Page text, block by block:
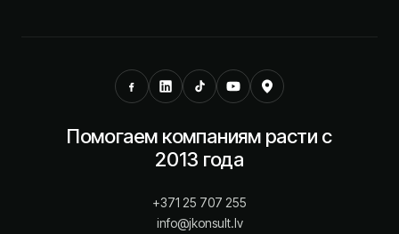
Помогаем компаниям расти с
2013 года
+371 25 707 255
info@jkonsult.lv